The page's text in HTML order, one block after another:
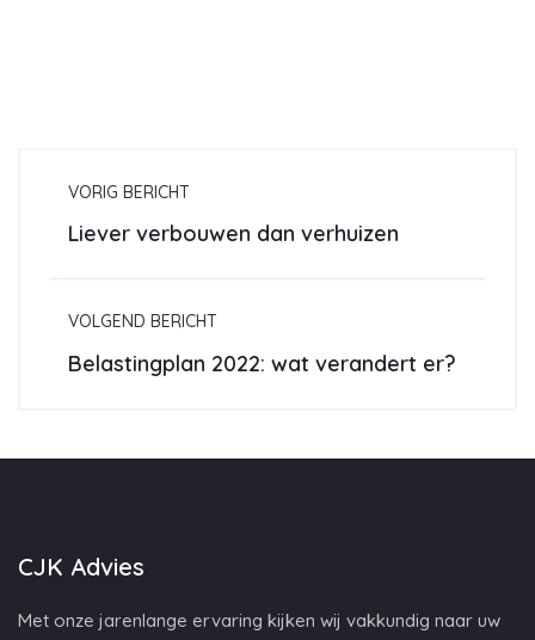
VORIG BERICHT
Liever verbouwen dan verhuizen
VOLGEND BERICHT
Belastingplan 2022: wat verandert er?
CJK Advies
Met onze jarenlange ervaring kijken wij vakkundig naar uw